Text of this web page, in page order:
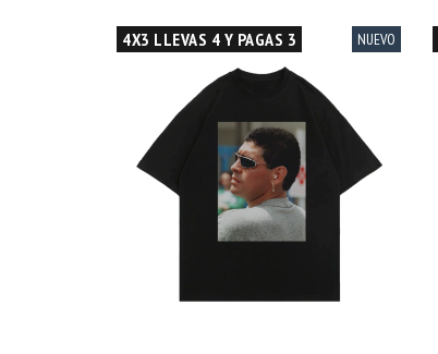
4X3 LLEVAS 4 Y PAGAS 3 NUEVO